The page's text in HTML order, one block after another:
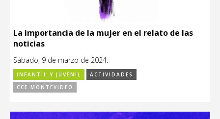
La importancia de la mujer en el relato de las
noticias
Sábado, 9 de marzo de 2024.
INFANTIL Y JUVENIL
ACTIVIDADES
CCE MONTEVIDEO